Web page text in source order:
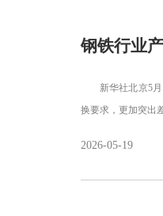
钢铁行业
新华社北京5月
换要求，更加突
2026-05-19